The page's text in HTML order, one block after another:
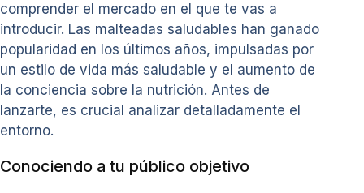
comprender el mercado en el que te vas a
introducir. Las malteadas saludables han ganado
popularidad en los últimos años, impulsadas por
un estilo de vida más saludable y el aumento de
la conciencia sobre la nutrición. Antes de
lanzarte, es crucial analizar detalladamente el
entorno.
Conociendo a tu público objetivo